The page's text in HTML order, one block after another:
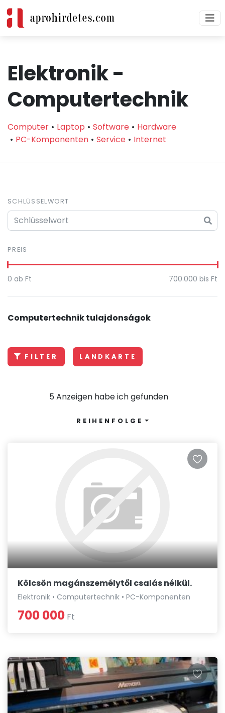
Elektronik -
Computertechnik
Computer Laptop Software
Hardware
PC-Komponenten
Service Internet
SCHLÜSSELWORT
PREIS
0 ab Ft 700.000 bis Ft
Computertechnik tulajdonságok
FILTER LANDKARTE
5 Anzeigen habe ich gefunden
REIHENFOLGE
Kölcsön magánszemélytől csalás nélkül.
Elektronik • Computertechnik • PC-Komponenten
700 000 Ft